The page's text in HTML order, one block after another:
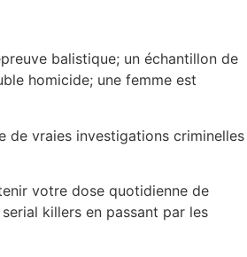
balistique; un échantillon de
homicide; une femme est
de vraies investigations criminelles
votre dose quotidienne de
killers en passant par les